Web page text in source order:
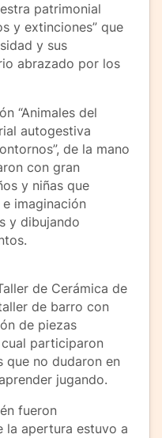
patrimonial
y extinciones” que
y sus
abrazado por los
“Animales del
autogestiva
de la mano
con gran
y niñas que
imaginación
y dibujando
de Cerámica de
de barro con
de piezas
participaron
que no dudaron en
jugando.
fueron
la apertura estuvo a